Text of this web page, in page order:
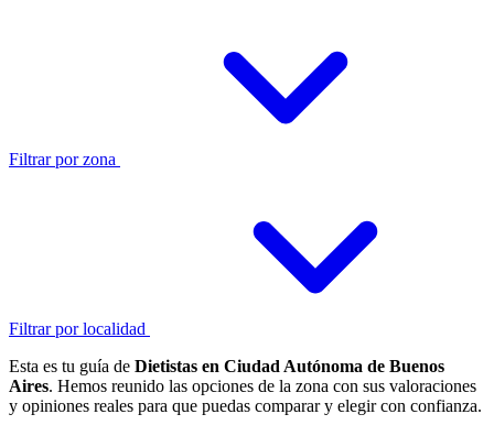
Filtrar por zona
Filtrar por localidad
Esta es tu guía de Dietistas en Ciudad Autónoma de Buenos
Aires. Hemos reunido las opciones de la zona con sus valoraciones
y opiniones reales para que puedas comparar y elegir con confianza.